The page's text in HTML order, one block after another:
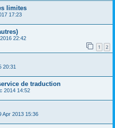
limites
17:23
22:42
1 2
20:31
de traduction
2014 14:52
Apr 2013 15:36